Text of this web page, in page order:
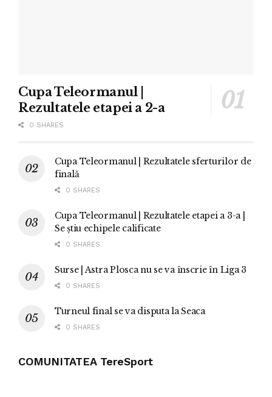
Cupa Teleormanul |
Rezultatele etapei a 2-a
0 SHARES
Cupa Teleormanul | Rezultatele sferturilor de
finală
0 SHARES
Cupa Teleormanul | Rezultatele etapei a 3-a |
Se știu echipele calificate
0 SHARES
Surse | Astra Plosca nu se va înscrie în Liga 3
0 SHARES
Turneul final se va disputa la Seaca
0 SHARES
COMUNITATEA TereSport